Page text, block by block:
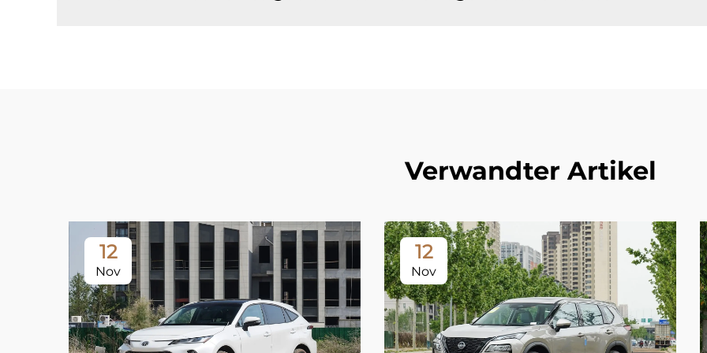
Verwandter Artikel
12
Nov
12
Nov